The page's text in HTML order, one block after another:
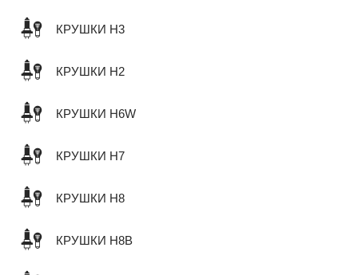
КРУШКИ H3
КРУШКИ H2
КРУШКИ H6W
КРУШКИ H7
КРУШКИ H8
КРУШКИ H8B